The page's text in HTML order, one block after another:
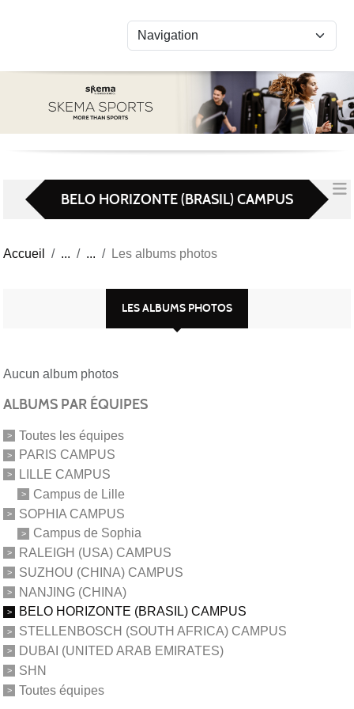
BELO HORIZONTE (BRASIL) CAMPUS
Accueil Les albums photos
LES ALBUMS PHOTOS
Aucun album photos
ALBUMS PAR ÉQUIPES
Toutes les équipes
PARIS CAMPUS
LILLE CAMPUS
Campus de Lille
SOPHIA CAMPUS
Campus de Sophia
RALEIGH (USA) CAMPUS
SUZHOU (CHINA) CAMPUS
NANJING (CHINA)
BELO HORIZONTE (BRASIL) CAMPUS
STELLENBOSCH (SOUTH AFRICA) CAMPUS
DUBAI (UNITED ARAB EMIRATES)
SHN
Toutes équipes